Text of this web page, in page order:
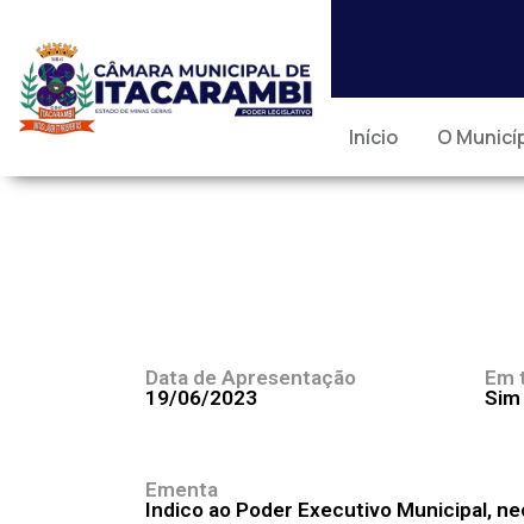
Início O
Data de Apresentação
19/06/2023
Em
Sim
Ementa
Indico ao Poder Executivo Municipal,